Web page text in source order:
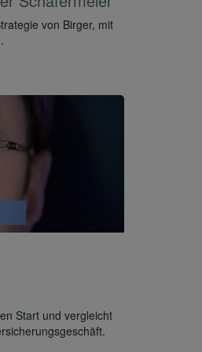
von Birger, mit
Start und vergleicht